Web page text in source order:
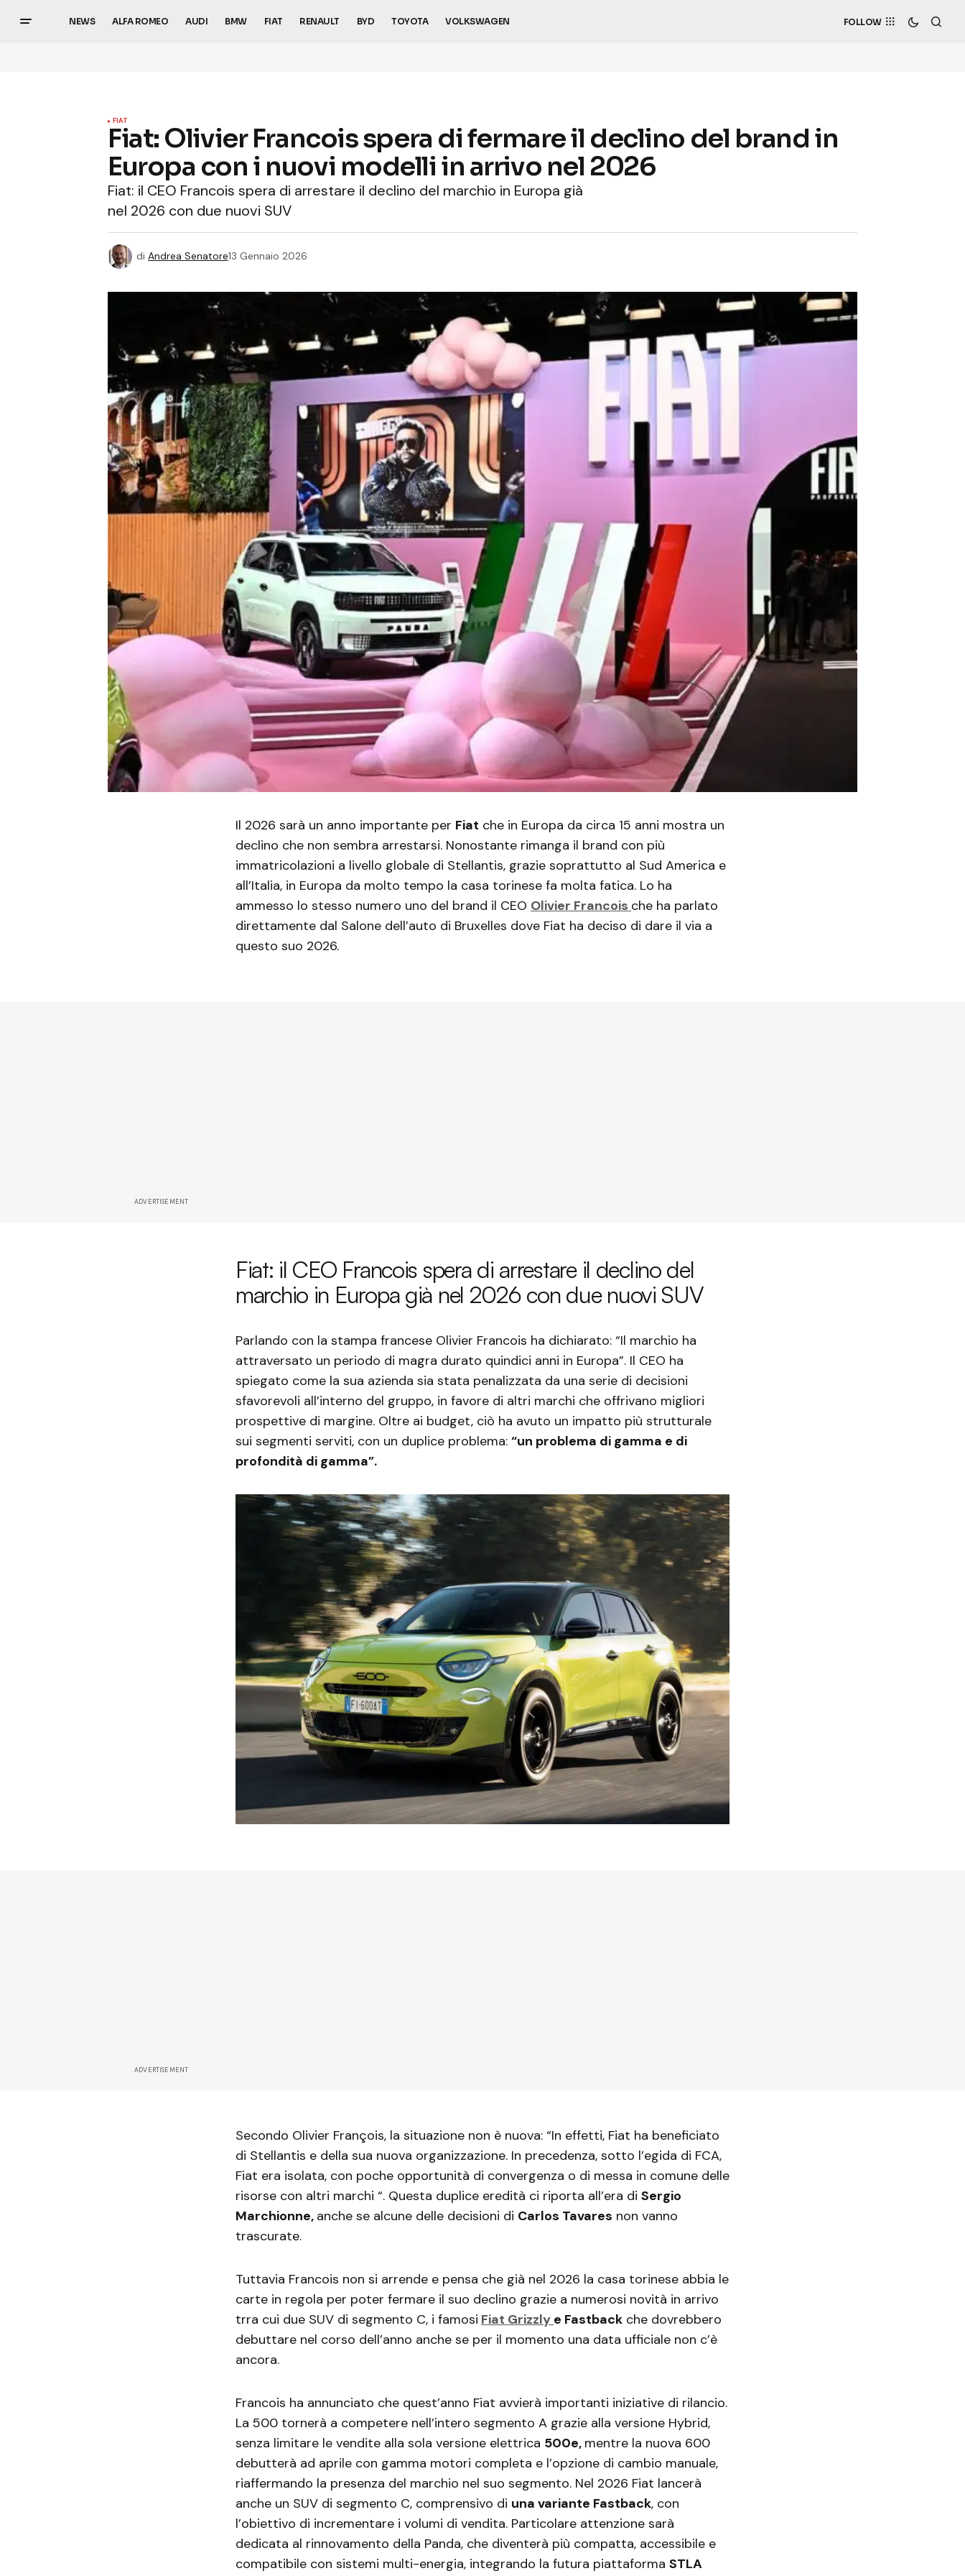
NEWS ALFA ROMEO AUDI BMW FIAT RENAULT BYD TOYOTA VOLKSWAGEN FOLLOW
FIAT
Fiat: Olivier Francois spera di fermare il declino del brand in
Europa con i nuovi modelli in arrivo nel 2026
Fiat: il CEO Francois spera di arrestare il declino del marchio in Europa già
nel 2026 con due nuovi SUV
di Andrea Senatore13 Gennaio 2026
Il 2026 sarà un anno importante per Fiat che in Europa da circa 15 anni mostra un
declino che non sembra arrestarsi. Nonostante rimanga il brand con più
immatricolazioni a livello globale di Stellantis, grazie soprattutto al Sud America e
all’Italia, in Europa da molto tempo la casa torinese fa molta fatica. Lo ha
ammesso lo stesso numero uno del brand il CEO Olivier Francois che ha parlato
direttamente dal Salone dell’auto di Bruxelles dove Fiat ha deciso di dare il via a
questo suo 2026.
ADVERTISEMENT
Fiat: il CEO Francois spera di arrestare il declino del
marchio in Europa già nel 2026 con due nuovi SUV
Parlando con la stampa francese Olivier Francois ha dichiarato: “Il marchio ha
attraversato un periodo di magra durato quindici anni in Europa”. Il CEO ha
spiegato come la sua azienda sia stata penalizzata da una serie di decisioni
sfavorevoli all’interno del gruppo, in favore di altri marchi che offrivano migliori
prospettive di margine. Oltre ai budget, ciò ha avuto un impatto più strutturale
sui segmenti serviti, con un duplice problema: “un problema di gamma e di
profondità di gamma”.
ADVERTISEMENT
Secondo Olivier François, la situazione non è nuova: “In effetti, Fiat ha beneficiato
di Stellantis e della sua nuova organizzazione. In precedenza, sotto l’egida di FCA,
Fiat era isolata, con poche opportunità di convergenza o di messa in comune delle
risorse con altri marchi “. Questa duplice eredità ci riporta all’era di Sergio
Marchionne, anche se alcune delle decisioni di Carlos Tavares non vanno
trascurate.
Tuttavia Francois non si arrende e pensa che già nel 2026 la casa torinese abbia le
carte in regola per poter fermare il suo declino grazie a numerosi novità in arrivo
trra cui due SUV di segmento C, i famosi Fiat Grizzly e Fastback che dovrebbero
debuttare nel corso dell’anno anche se per il momento una data ufficiale non c’è
ancora.
Francois ha annunciato che quest’anno Fiat avvierà importanti iniziative di rilancio.
La 500 tornerà a competere nell’intero segmento A grazie alla versione Hybrid,
senza limitare le vendite alla sola versione elettrica 500e, mentre la nuova 600
debutterà ad aprile con gamma motori completa e l’opzione di cambio manuale,
riaffermando la presenza del marchio nel suo segmento. Nel 2026 Fiat lancerà
anche un SUV di segmento C, comprensivo di una variante Fastback, con
l’obiettivo di incrementare i volumi di vendita. Particolare attenzione sarà
dedicata al rinnovamento della Panda, che diventerà più compatta, accessibile e
compatibile con sistemi multi-energia, integrando la futura piattaforma STLA